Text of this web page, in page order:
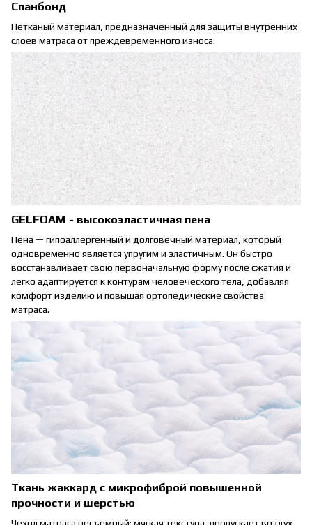
Спанбонд
Нетканый материал, предназначенный для защиты внутренних
слоев матраса от преждевременного износа.
GELFOAM - высокоэластичная пена
Пена — гипоаллергенный и долговечный материал, который
одновременно является упругим и эластичным. Он быстро
восстанавливает свою первоначальную форму после сжатия и
легко адаптируется к контурам человеческого тела, добавляя
комфорт изделию и повышая ортопедические свойства
матраса.
Ткань жаккард с микрофиброй повышенной
прочности и шерстью